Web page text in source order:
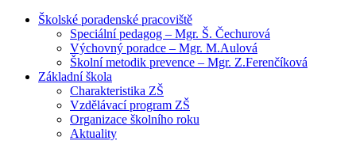
Školské poradenské pracoviště
Speciální pedagog – Mgr. Š. Čechurová
Výchovný poradce – Mgr. M.Aulová
Školní metodik prevence – Mgr. Z.Ferenčíková
Základní škola
Charakteristika ZŠ
Vzdělávací program ZŠ
Organizace školního roku
Aktuality